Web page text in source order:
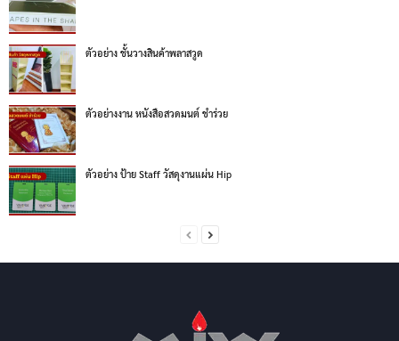
ตัวอย่าง ชั้นวางสินค้าพลาสวูด
ตัวอย่างงาน หนังสือสวดมนต์ ชำร่วย
ตัวอย่าง ป้าย Staff วัสดุงานแผ่น Hip